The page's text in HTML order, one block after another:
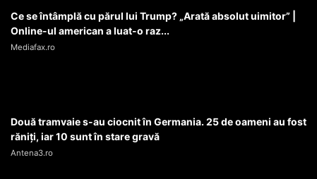
Ce se întâmplă cu părul lui Trump? „Arată absolut uimitor” |
Online-ul american a luat-o raz...
Mediafax.ro
Două tramvaie s-au ciocnit în Germania. 25 de oameni au fost
răniți, iar 10 sunt în stare gravă
Antena3.ro